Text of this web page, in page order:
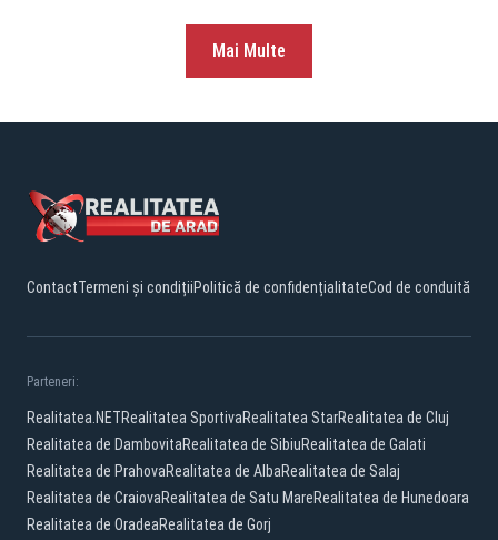
Mai Multe
ContactTermeni și condițiiPolitică de confidențialitateCod de conduită
Parteneri:
Realitatea.NETRealitatea SportivaRealitatea StarRealitatea de Cluj
Realitatea de DambovitaRealitatea de SibiuRealitatea de Galati
Realitatea de PrahovaRealitatea de AlbaRealitatea de Salaj
Realitatea de CraiovaRealitatea de Satu MareRealitatea de Hunedoara
Realitatea de OradeaRealitatea de Gorj